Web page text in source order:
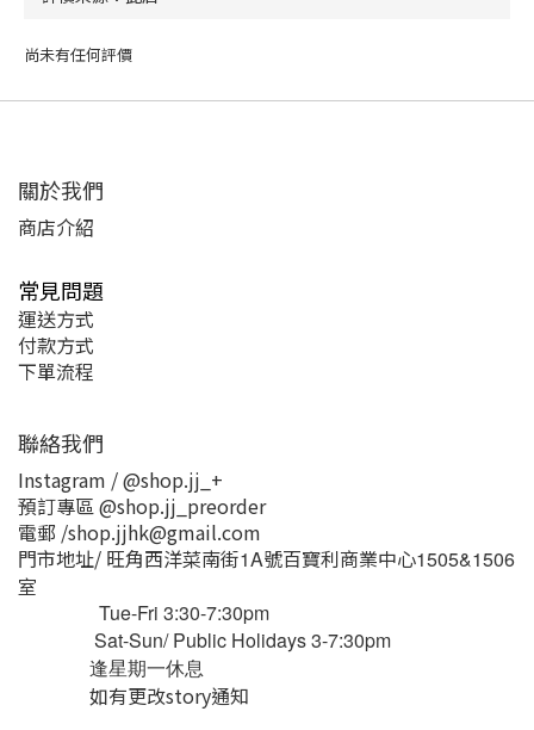
尚未有任何評價
關於我們
商店介紹
常見問題
運送方式
付款方式
下單流程
聯絡我們
Instagram / @shop.jj_+
預訂專區 @shop.jj_preorder
電郵 /shop.jjhk@gmail.com
門市地址/ 旺角西洋菜南街1A號百寶利商業中心1505&1506
室
Tue-Fri 3:30-7:30pm
Sat-Sun/ Public Holidays 3-7:30pm
逢星期一休息
如有更改story通知